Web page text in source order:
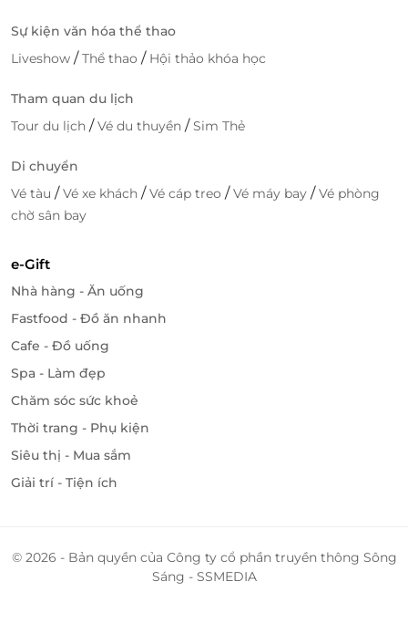
Khám phá thế giới tráng miệng trên du thuyền Paradise Delight
sẽ đưa bạn vòng quanh thế giới với nhiều hương vị khác nhau
với cheese hảo hạng, bánh mousse mềm mịn, bánh
quy giòn tan, chè Việt Nam ngọt dịu thanh mát,…
Khám phá thế giới tráng miệng trên du thuyền
Paradise Delight sẽ đưa bạn vòng quanh thế giới với
Sự kiện văn hóa thể thao
Liveshow /Thể thao / Hội thảo khóa học
Tham quan du lịch
Tour du lịch /Vé du thuyền /Sim Thẻ
Di chuyển
Vé tàu /Vé xe khách /Vé cáp treo /Vé máy bay /Vé phòng
chờ sân bay
e-Gift
Nhà hàng - Ăn uống
Fastfood - Đồ ăn nhanh
Cafe - Đồ uống
Spa - Làm đẹp
Chăm sóc sức khoẻ
Thời trang - Phụ kiện
Siêu thị - Mua sắm
Giải trí - Tiện ích
© 2026 - Bản quyền của Công ty cổ phần truyền thông Sông
Sáng - SSMEDIA